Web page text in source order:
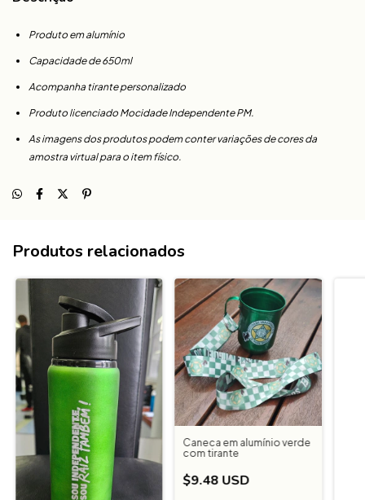
Produto em alumínio
Capacidade de 650ml
Acompanha tirante personalizado
Produto licenciado Mocidade Independente PM.
As imagens dos produtos podem conter variações de cores da
amostra virtual para o item físico.
Produtos relacionados
Caneca em alumínio verde
com tirante
$9.48 USD